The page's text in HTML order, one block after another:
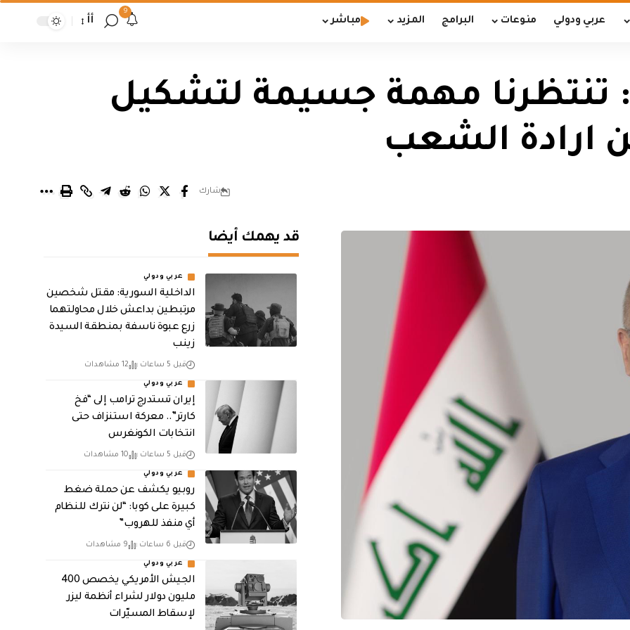
عربي ودولي منوعات البرامج المزيد مباشر
9
أأ
تنتظرنا مهمة جسيمة لتشكيل
ارادة الشعب
شارك
قد يهمك أيضا
عربي ودولي
الداخلية السورية: مقتل شخصين
مرتبطين بداعش خلال محاولتهما
زرع عبوة ناسفة بمنطقة السيدة
زينب
قبل 5 ساعات 12 مشاهدات
عربي ودولي
إيران تستدرج ترامب إلى “فخ
كارتر”.. معركة استنزاف حتى
انتخابات الكونغرس
قبل 5 ساعات 10 مشاهدات
عربي ودولي
روبيو يكشف عن حملة ضغط
كبيرة على كوبا: “لن نترك للنظام
أي منفذ للهروب”
قبل 6 ساعات 9 مشاهدات
عربي ودولي
الجيش الأمريكي يخصص 400
مليون دولار لشراء أنظمة ليزر
لإسقاط المسيّرات